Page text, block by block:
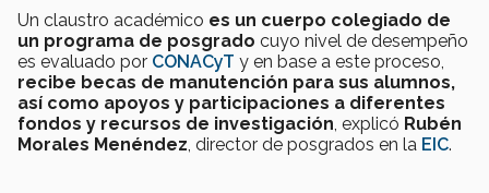
Un claustro académico es un cuerpo colegiado de
un programa de posgrado cuyo nivel de desempeño
es evaluado por CONACyT y en base a este proceso,
recibe becas de manutención para sus alumnos,
así como apoyos y participaciones a diferentes
fondos y recursos de investigación , explicó Rubén
Morales Menéndez , director de posgrados en la EIC.